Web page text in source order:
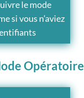
le mode
si vous n’aviez
Opératoire